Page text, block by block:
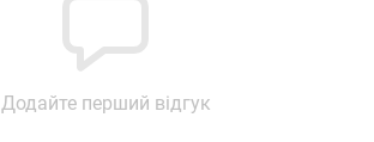
Додайте перший відгук